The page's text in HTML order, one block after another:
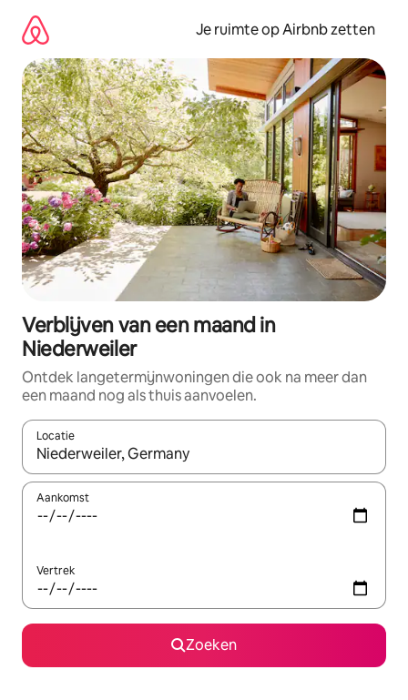
direct
naar
inhoud
Je ruimte op Airbnb zetten
Verblijven van een maand in
Niederweiler
Ontdek langetermijnwoningen die ook na meer dan
een maand nog als thuis aanvoelen.
Locatie
Wanneer er suggesties beschikbaar zijn, maak je een keuze
Aankomst
Vertrek
Zoeken